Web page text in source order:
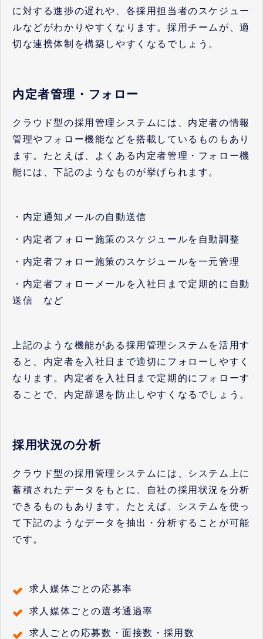
に対する進捗の遅れや、各採用担当者のスケジュー
ルなどがわかりやすくなります。採用チームが、適
切な連携体制を構築しやすくなるでしょう。
内定者管理・フォロー
クラウド型の採用管理システムには、内定者の情報
管理やフォロー機能などを搭載しているものもあり
ます。たとえば、よくある内定者管理・フォロー機
能には、下記のようなものが挙げられます。
・内定通知メールの自動送信
・内定者フォロー施策のスケジュールを自動調整
・内定者フォロー施策のスケジュールを一元管理
・内定者フォローメールを入社日まで定期的に自動
送信 など
上記のような機能がある採用管理システムを活用す
ると、内定者を入社日まで適切にフォローしやすく
なります。内定者を入社日まで定期的にフォローす
ることで、内定辞退を防止しやすくなるでしょう。
採用状況の分析
クラウド型の採用管理システムには、システム上に
蓄積されたデータをもとに、自社の採用状況を分析
できるものもあります。たとえば、システムを使っ
て下記のようなデータを抽出・分析することが可能
です。
求人媒体ごとの応募率
求人媒体ごとの選考通過率
求人ごとの応募数・面接数・採用数